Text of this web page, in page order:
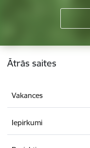
Kājene
Ātrās saites
Vakances
Iepirkumi